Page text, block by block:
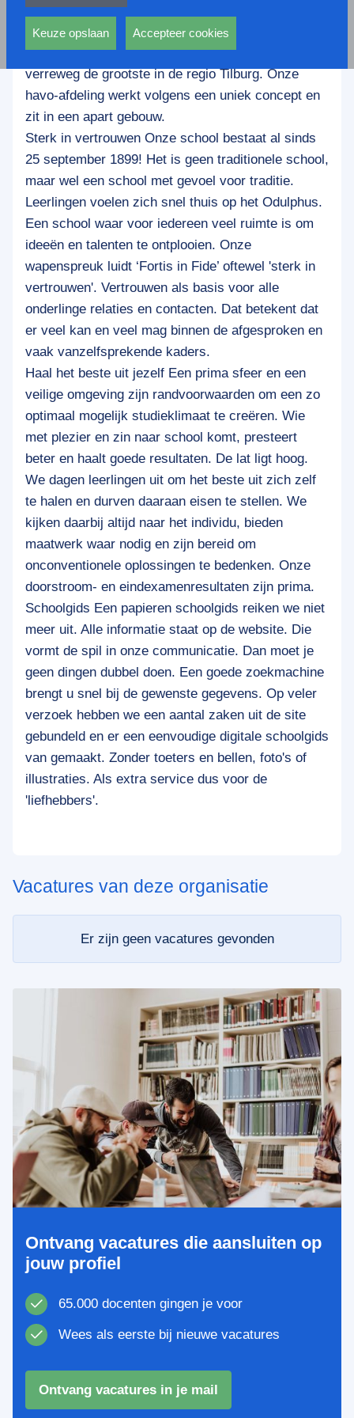
moment ca. 1400 leerlingen. Twee derde van de
leerlingen haalt een vwo-diploma, een derde een
havo-diploma. Onze gymnasium-afdeling is
verreweg de grootste in de regio Tilburg. Onze
havo-afdeling werkt volgens een uniek concept en
zit in een apart gebouw.
Sterk in vertrouwen Onze school bestaat al sinds
25 september 1899! Het is geen traditionele school,
maar wel een school met gevoel voor traditie.
Leerlingen voelen zich snel thuis op het Odulphus.
Een school waar voor iedereen veel ruimte is om
ideeën en talenten te ontplooien. Onze
wapenspreuk luidt ‘Fortis in Fide’ oftewel 'sterk in
vertrouwen'. Vertrouwen als basis voor alle
onderlinge relaties en contacten. Dat betekent dat
er veel kan en veel mag binnen de afgesproken en
vaak vanzelfsprekende kaders.
Haal het beste uit jezelf Een prima sfeer en een
veilige omgeving zijn randvoorwaarden om een zo
optimaal mogelijk studieklimaat te creëren. Wie
met plezier en zin naar school komt, presteert
beter en haalt goede resultaten. De lat ligt hoog.
We dagen leerlingen uit om het beste uit zich zelf
te halen en durven daaraan eisen te stellen. We
kijken daarbij altijd naar het individu, bieden
maatwerk waar nodig en zijn bereid om
onconventionele oplossingen te bedenken. Onze
doorstroom- en eindexamenresultaten zijn prima.
Schoolgids Een papieren schoolgids reiken we niet
meer uit. Alle informatie staat op de website. Die
vormt de spil in onze communicatie. Dan moet je
geen dingen dubbel doen. Een goede zoekmachine
brengt u snel bij de gewenste gegevens. Op veler
verzoek hebben we een aantal zaken uit de site
gebundeld en er een eenvoudige digitale schoolgids
van gemaakt. Zonder toeters en bellen, foto's of
illustraties. Als extra service dus voor de
'liefhebbers'.
Vacatures van deze organisatie
Er zijn geen vacatures gevonden
Ontvang vacatures die aansluiten op
jouw profiel
65.000 docenten gingen je voor
Wees als eerste bij nieuwe vacatures
Ontvang vacatures in je mail
andere wordt voorkomen dat dezelfde advertentie
voortdurend verschijnt.
Keuze opslaan Accepteer cookies